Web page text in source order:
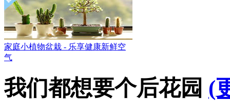
家庭小植物盆栽 - 乐享健康新鲜空
气
我们都想要个后花园 (